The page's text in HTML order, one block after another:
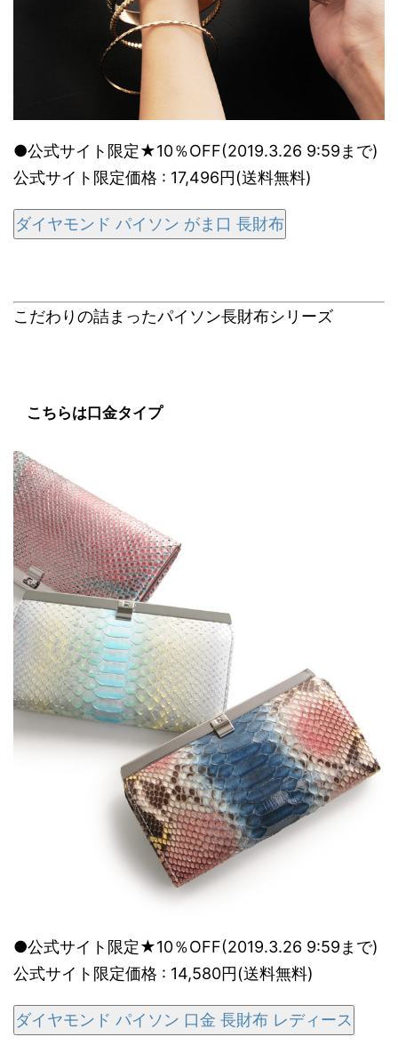
●公式サイト限定★10％OFF(2019.3.26 9:59まで)
公式サイト限定価格 : 17,496円(送料無料)
ダイヤモンド パイソン がま口 長財布
こだわりの詰まったパイソン長財布シリーズ
こちらは口金タイプ
●公式サイト限定★10％OFF(2019.3.26 9:59まで)
公式サイト限定価格 : 14,580円(送料無料)
ダイヤモンド パイソン 口金 長財布 レディース